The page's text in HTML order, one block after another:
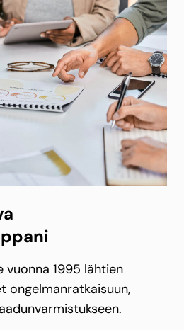
vuonna 1995 lähtien
ongelmanratkaisuun,